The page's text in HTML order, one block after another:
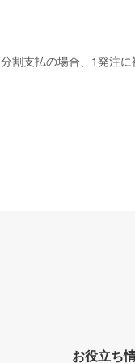
割支払の場合、1発注
お役立ち